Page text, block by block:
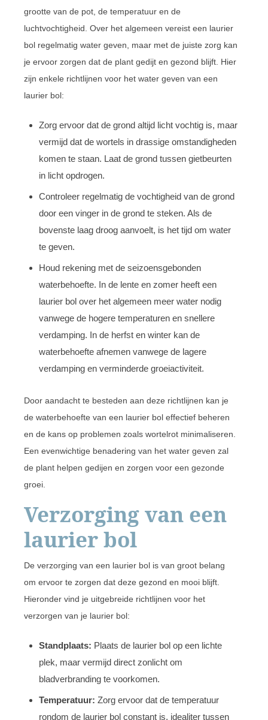
grootte van de pot, de temperatuur en de
luchtvochtigheid. Over het algemeen vereist een laurier
bol regelmatig water geven, maar met de juiste zorg kan
je ervoor zorgen dat de plant gedijt en gezond blijft. Hier
zijn enkele richtlijnen voor het water geven van een
laurier bol:
Zorg ervoor dat de grond altijd licht vochtig is, maar
vermijd dat de wortels in drassige omstandigheden
komen te staan. Laat de grond tussen gietbeurten
in licht opdrogen.
Controleer regelmatig de vochtigheid van de grond
door een vinger in de grond te steken. Als de
bovenste laag droog aanvoelt, is het tijd om water
te geven.
Houd rekening met de seizoensgebonden
waterbehoefte. In de lente en zomer heeft een
laurier bol over het algemeen meer water nodig
vanwege de hogere temperaturen en snellere
verdamping. In de herfst en winter kan de
waterbehoefte afnemen vanwege de lagere
verdamping en verminderde groeiactiviteit.
Door aandacht te besteden aan deze richtlijnen kan je
de waterbehoefte van een laurier bol effectief beheren
en de kans op problemen zoals wortelrot minimaliseren.
Een evenwichtige benadering van het water geven zal
de plant helpen gedijen en zorgen voor een gezonde
groei.
Verzorging van een
laurier bol
De verzorging van een laurier bol is van groot belang
om ervoor te zorgen dat deze gezond en mooi blijft.
Hieronder vind je uitgebreide richtlijnen voor het
verzorgen van je laurier bol:
Standplaats: Plaats de laurier bol op een lichte
plek, maar vermijd direct zonlicht om
bladverbranding te voorkomen.
Temperatuur: Zorg ervoor dat de temperatuur
rondom de laurier bol constant is, idealiter tussen